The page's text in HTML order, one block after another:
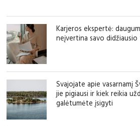
Karjeros ekspertė:
neįvertina savo
Svajojate apie vasarnamį
jie pigiausi ir kiek reikia
galėtumėte įsigyti